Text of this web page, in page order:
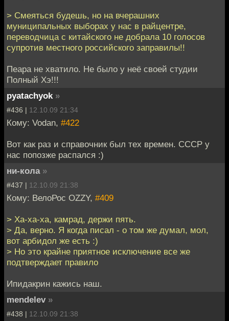
> Смеяться будешь, но на вчерашних
муниципальных выборах у нас в райцентре,
переводчица с китайского не добрала 10 голосов
супротив местного российского заправилы!!
Пеара не хватило. Не было у неё своей студии
Полный Хэ!!!
pyatachyok »
#436 | 12.10.09 21:34
Кому: Vodan, #422
Вот как раз и справочник был тех времен. СССР у
нас попозже распался :)
ни-кола »
#437 | 12.10.09 21:38
Кому: ВелоРос OZZY, #409
> Ха-ха-ха, камрад, держи пять.
> Да, верно. Я когда писал - о том же думал, мол,
вот арбидол же есть :)
> Но это крайне приятное исключение все же
подтверждает правило
Ипидакрин кажись наш.
mendelev »
#438 | 12.10.09 21:38